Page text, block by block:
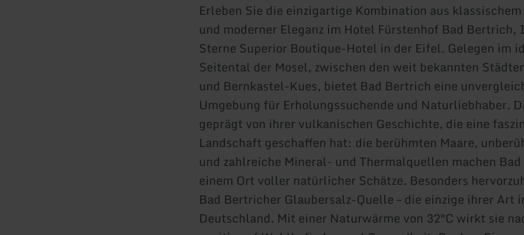
Erleben Sie die einzigartige Kombination aus
und moderner Eleganz im Hotel Fürstenhof Bad Bertrich,
Sterne Superior Boutique-Hotel in der Eifel. Gelegen im
Seitental der Mosel, zwischen den weit bekannten
und Bernkastel-Kues, bietet Bad Bertrich eine
Umgebung für Erholungssuchende und Naturliebhaber.
geprägt von ihrer vulkanischen Geschichte, die eine
Landschaft geschaffen hat: die berühmten Maare,
und zahlreiche Mineral- und Thermalquellen machen
einem Ort voller natürlicher Schätze. Besonders
Bad Bertricher Glaubersalz-Quelle – die einzige ihrer Art
Deutschland. Mit einer Naturwärme von 32°C wirkt sie